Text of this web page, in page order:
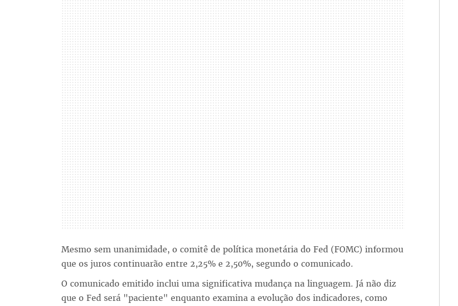
Mesmo sem unanimidade, o comitê de política monetária do Fed (FOMC) informou
que os juros continuarão entre 2,25% e 2,50%, segundo o comunicado.
O comunicado emitido inclui uma significativa mudança na linguagem. Já não diz
que o Fed será "paciente" enquanto examina a evolução dos indicadores, como